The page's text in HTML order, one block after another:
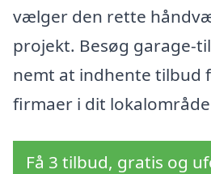
vælger den rette
projekt. Besøg garage-
nemt at indhente tilbud
firmaer i dit
Få 3 tilbud, gratis og